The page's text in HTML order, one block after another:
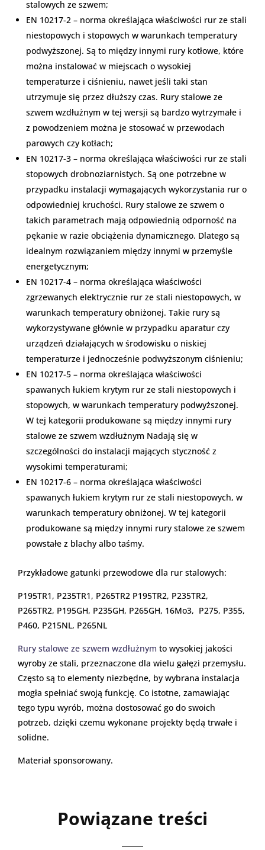
stalowych ze szwem;
EN 10217-2 – norma określająca właściwości rur ze stali
niestopowych i stopowych w warunkach temperatury
podwyższonej. Są to między innymi rury kotłowe, które
można instalować w miejscach o wysokiej
temperaturze i ciśnieniu, nawet jeśli taki stan
utrzymuje się przez dłuższy czas. Rury stalowe ze
szwem wzdłużnym w tej wersji są bardzo wytrzymałe i
z powodzeniem można je stosować w przewodach
parowych czy kotłach;
EN 10217-3 – norma określająca właściwości rur ze stali
stopowych drobnoziarnistych. Są one potrzebne w
przypadku instalacji wymagających wykorzystania rur o
odpowiedniej kruchości. Rury stalowe ze szwem o
takich parametrach mają odpowiednią odporność na
pękanie w razie obciążenia dynamicznego. Dlatego są
idealnym rozwiązaniem między innymi w przemyśle
energetycznym;
EN 10217-4 – norma określająca właściwości
zgrzewanych elektrycznie rur ze stali niestopowych, w
warunkach temperatury obniżonej. Takie rury są
wykorzystywane głównie w przypadku aparatur czy
urządzeń działających w środowisku o niskiej
temperaturze i jednocześnie podwyższonym ciśnieniu;
EN 10217-5 – norma określająca właściwości
spawanych łukiem krytym rur ze stali niestopowych i
stopowych, w warunkach temperatury podwyższonej.
W tej kategorii produkowane są między innymi rury
stalowe ze szwem wzdłużnym Nadają się w
szczególności do instalacji mających styczność z
wysokimi temperaturami;
EN 10217-6 – norma określająca właściwości
spawanych łukiem krytym rur ze stali niestopowych, w
warunkach temperatury obniżonej. W tej kategorii
produkowane są między innymi rury stalowe ze szwem
powstałe z blachy albo taśmy.
Przykładowe gatunki przewodowe dla rur stalowych:
P195TR1, P235TR1, P265TR2 P195TR2, P235TR2,
P265TR2, P195GH, P235GH, P265GH, 16Mo3, P275, P355,
P460, P215NL, P265NL
Rury stalowe ze szwem wzdłużnym to wysokiej jakości
wyroby ze stali, przeznaczone dla wielu gałęzi przemysłu.
Często są to elementy niezbędne, by wybrana instalacja
mogła spełniać swoją funkcję. Co istotne, zamawiając
tego typu wyrób, można dostosować go do swoich
potrzeb, dzięki czemu wykonane projekty będą trwałe i
solidne.
Materiał sponsorowany.
Powiązane treści